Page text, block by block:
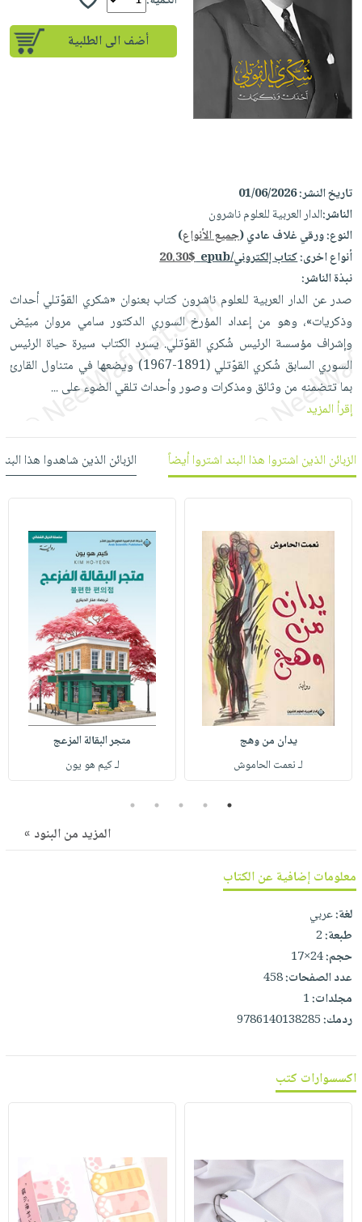
إختياراتنا
كتب
أكاديمية
صندوق
القراءة
iKitab
بلا
حدود
أسئلة
يتكرر
iKitab
على
Android
تحميل
iKitab
على
Apple
أسئلة
طرحها
تحميل
masmu3
على
masmu3
على
Apple
المواضيع
الأكثر
مبيعاً
إختياراتنا
وسائل
القراءة
جوائز
تعليمية
الصحة
والعناية
الشخصية
جديد
أجهزة
العناية
الشخصية
العناية
وتصفيف
الشعر
العناية
بالجسم
العناية
بالأسنان
الحمية
والتغذية
المطبخ
والسفرة
الكل
أواني
الطهي
أدوات
الخبز
أدوات
المائدة
الأوعية
والتخزين
أدوات
المطبخ
متجر
الهدايا
أقسام
الأكثر
مبيعاً
العودة
للمدارس
اكسسوارات
منزلية
ملابس
مطرزات
حقائب
حلي
عناية
بالذات
صابون
أطفال
مناسبات
شحن
مجاني
مختارة
اشتراكات
صندوق
iKitab
حدود
بحث
وفرات
الشركة
سياسة
الشركة
فيديوهات
أسئلة
يتكرر
نيل
وفرات
كتابك
تواصل
معنا
حسابك
الأمنيات
أضف الى الطلبية
تاريخ النشر:01/06/2026
الناشر:الدار العربية للعلوم ناشرون
النوع:ورقي غلاف عادي (جميع الأنواع)
أنواع اخرى:كتاب إلكتروني/epub
20.30$
نبذة الناشر:
صدر عن الدار العربية للعلوم ناشرون كتاب بعنوان «شكري القوّتلي أحداث
وذكريات»، وهو من إعداد المؤرخ السوري الدكتور سامي مروان مبيّض
وإشراف مؤسسة الرئيس شُكري القوّتلي. يسرد الكتاب سيرة حياة الرئيس
السوري السابق شُكري القوّتلي (1891-1967) ويضعها في متناول القارئ
بما تتضمنه من وثائق ومذكرات وصور وأحداث تلقي الضوء على...
إقرأ المزيد
الزبائن الذين اشتروا هذا البند اشتروا أيضاً الزبائن الذين شاهدوا هذا
يدان من وهج
لـ نعمت الحاموش
متجر البقالة المزعج
لـ كيم هو يون
1
2
3
4
5
المزيد من البنود »
معلومات إضافية عن الكتاب
لغة:عربي
طبعة:2
حجم:24×17
عدد الصفحات:458
مجلدات:1
ردمك:9786140138285
اكسسوارات كتب